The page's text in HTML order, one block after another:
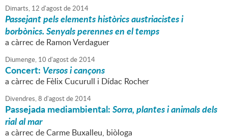
Dimarts, 12 d'agostde2014
Passejant pels elements històrics austriacistes i
borbònics. Senyals perennes en el temps
a càrrec de Ramon Verdaguer
Diumenge, 10 d'agostde2014
Concert: Versos i cançons
a càrrec de Fèlix Cucurull i Dídac Rocher
Divendres,8 d'agostde2014
Passejada mediambiental:Sorra, plantes i animals dels
rial al mar
a càrrec de Carme Buxalleu, biòloga